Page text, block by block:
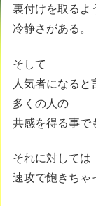
裏付けを取るよ
冷静さがある。
そして
人気者になると
多くの人の
共感を得る事で
それに対しては
速攻で飽きちゃ